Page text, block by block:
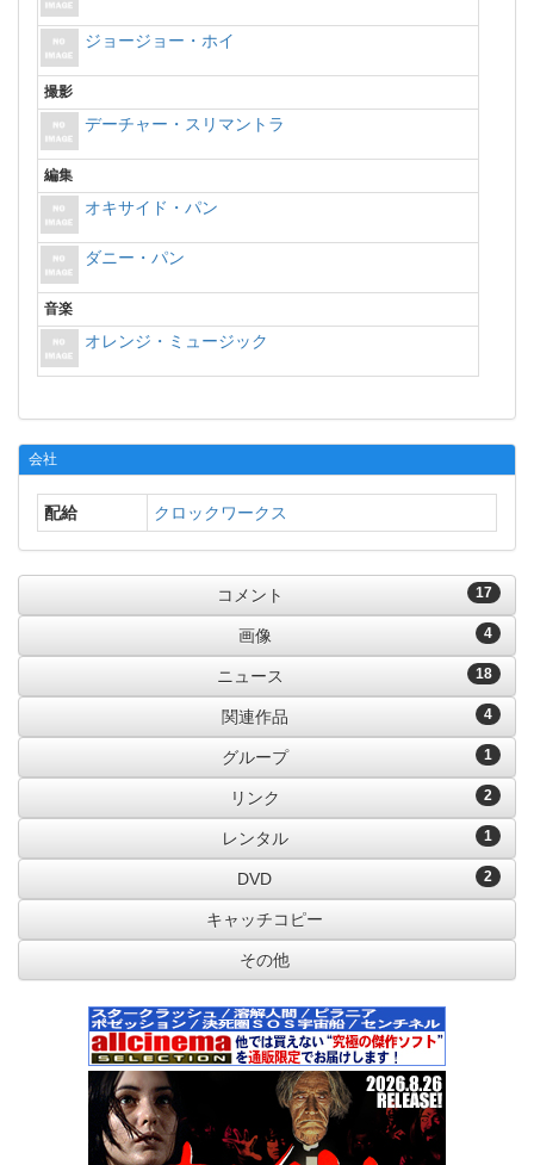
ジョージョー・ホイ
撮影
デーチャー・スリマントラ
編集
オキサイド・パン
ダニー・パン
音楽
オレンジ・ミュージック
会社
配給 クロックワークス
17
コメント
4
画像
18
ニュース
4
関連作品
1
グループ
2
リンク
1
レンタル
2
DVD
キャッチコピー
その他